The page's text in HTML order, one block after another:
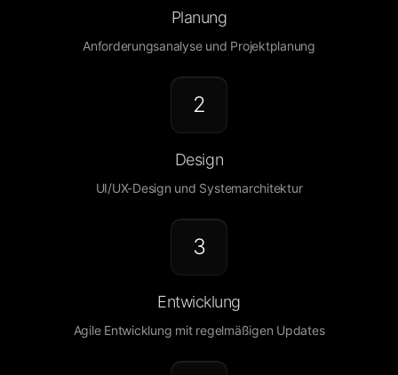
Planung
Anforderungsanalyse und Projektplanung
2
Design
UI/UX-Design und Systemarchitektur
3
Entwicklung
Agile Entwicklung mit regelmäßigen Updates